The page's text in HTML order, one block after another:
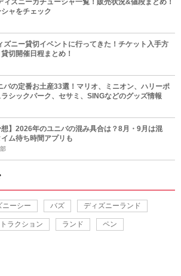
ィズニーカチューシャ一覧！販売状況&値段まとめ！
ャをチェック
ズニー貸切イベントに行ってきた！チケット入手方
切開催日程まとめ！
バの定番お土産33選！マリオ、ミニオン、ハリーポ
シックパーク、セサミ、SINGなどのグッズ情報
想】2026年のユニバの混み具合は？8月・9月は混
ム待ち時間アプリも
ニーシー バズ ディズニーランド
ラクション ランド ペン